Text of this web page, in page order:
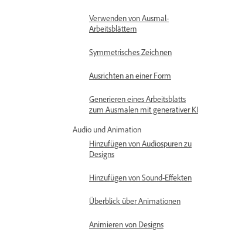
Verwenden von Ausmal-
Arbeitsblättern
Symmetrisches Zeichnen
Ausrichten an einer Form
Generieren eines Arbeitsblatts
zum Ausmalen mit generativer KI
Audio und Animation
Hinzufügen von Audiospuren zu
Designs
Hinzufügen von Sound-Effekten
Überblick über Animationen
Animieren von Designs